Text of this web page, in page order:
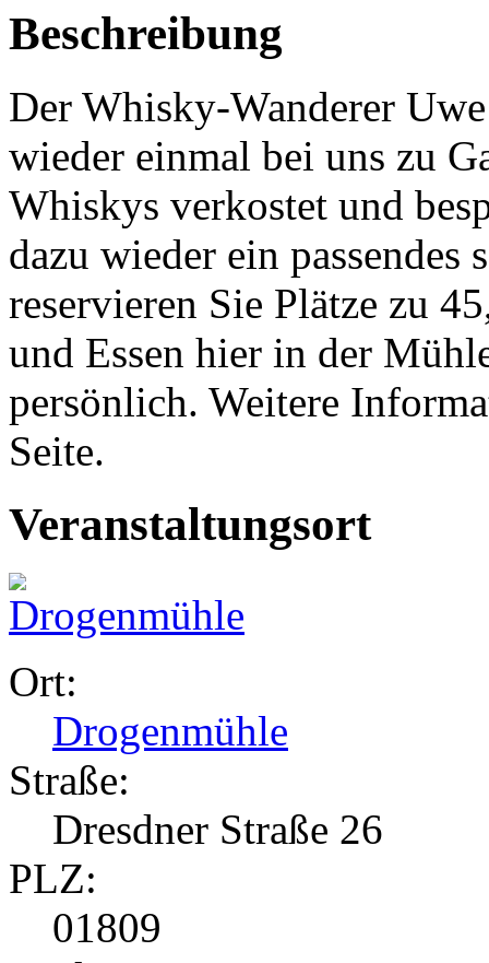
Beschreibung
Der Whisky-Wanderer
wieder einmal bei uns zu
Whiskys verkostet und
dazu wieder ein
reservieren Sie Plätze zu
und Essen hier in der
persönlich. Weitere
Seite.
Veranstaltungsort
Ort:
Drogenmühle
Straße:
Dresdner Straße 26
PLZ:
01809